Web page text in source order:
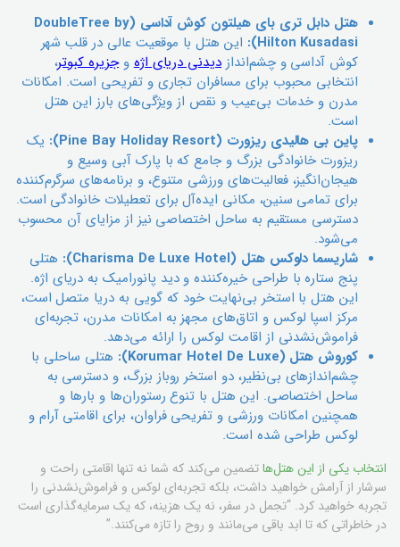
هتل دابل تری بای هیلتون کوش آداسی (DoubleTree by
Hilton Kusadasi):
این هتل با موقعیت عالی در قلب شهر
کوش آداسی و چشم‌انداز دیدنی دریای اژهوجزیره کبوتر،
انتخابی محبوب برای مسافران تجاری و تفریحی است. امکانات
مدرن و خدمات بی‌عیب و نقص از ویژگی‌های بارز این هتل
است.
پاین بی هالیدی ریزورت (Pine Bay Holiday Resort):
یک
ریزورت خانوادگی بزرگ و جامع که با پارک آبی وسیع و
هیجان‌انگیز، فعالیت‌های ورزشی متنوع، و برنامه‌های سرگرم‌کننده
برای تمامی سنین، مکانی ایده‌آل برای تعطیلات خانوادگی است.
دسترسی مستقیم به ساحل اختصاصی نیز از مزایای آن محسوب
می‌شود.
شاریسما دلوکس هتل (Charisma De Luxe Hotel):
هتلی
پنج ستاره با طراحی خیره‌کننده و دید پانورامیک به دریای اژه.
این هتل با استخر بی‌نهایت خود که گویی به دریا متصل است،
مرکز اسپا لوکس و اتاق‌های مجهز به امکانات مدرن، تجربه‌ای
فراموش‌نشدنی از اقامت لوکس را ارائه می‌دهد.
کوروش هتل (Korumar Hotel De Luxe):
هتلی ساحلی با
چشم‌اندازهای بی‌نظیر، دو استخر روباز بزرگ، و دسترسی به
ساحل اختصاصی. این هتل با تنوع رستوران‌ها و بارها و
همچنین امکانات ورزشی و تفریحی فراوان، برای اقامتی آرام و
لوکس طراحی شده است.
انتخاب یکی از این هتل‌هاتضمین می‌کند که شما نه تنها اقامتی راحت و
سرشار از آرامش خواهید داشت، بلکه تجربه‌ای لوکس و فراموش‌نشدنی را
تجربه خواهید کرد. “تجمل در سفر، نه یک هزینه، که یک سرمایه‌گذاری است
در خاطراتی که تا ابد باقی می‌مانند و روح را تازه می‌کنند.”